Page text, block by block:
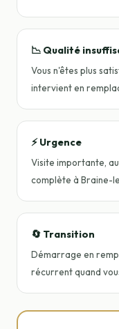
📉 Qualité
Vous n'êtes plus
intervient en
⚡ Urgence
Visite importante,
complète à Braine-
🔄 Transition
Démarrage en
récurrent quand